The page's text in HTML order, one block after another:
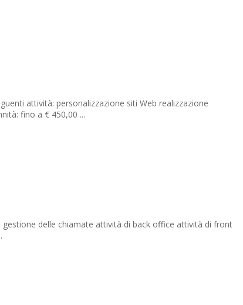
attività: personalizzazione siti Web realizzazione
fino a € 450,00 ...
gestione delle chiamate attività di back office attività di front